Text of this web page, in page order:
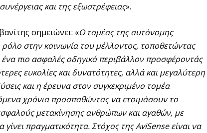
και της εξωστρέφειας».
σημειώνει: «Ο τομέας της αυτόνομης
στην κοινωνία του μέλλοντος, τοποθετώντας
πιο ασφαλές οδηγικό περιβάλλον προσφέροντάς
ευκολίες και δυνατότητες, αλλά και μεγαλύτερη
και η έρευνα στον συγκεκριμένο τομέα
χρόνια προσπαθώντας να ετοιμάσουν το
μετακίνησης ανθρώπων και αγαθών, με
πραγματικότητα. Στόχος της AviSense είναι να